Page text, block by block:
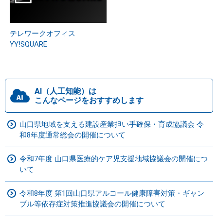
テレワークオフィス
YY!SQUARE
AI（人工知能）は
こんなページをおすすめします
山口県地域を支える建設産業担い手確保・育成協議会 令
和8年度通常総会の開催について
令和7年度 山口県医療的ケア児支援地域協議会の開催につ
いて
令和8年度 第1回山口県アルコール健康障害対策・ギャン
ブル等依存症対策推進協議会の開催について